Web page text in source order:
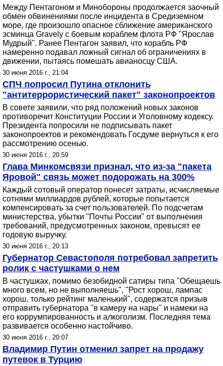
Между Пентагоном и Минобороны продолжается заочный
обмен обвинениями после инцидента в Средиземном
море, где произошло опасное сближение американского
эсминца Gravely с боевым кораблем флота РФ "Ярослав
Мудрый". Ранее Пентагон заявил, что корабль РФ
намеренно подавал ложный сигнал об ограничениях в
движении, пытаясь помешать авианосцу США.
30 июня 2016 г., 21:04
СПЧ попросил Путина отклонить
"антитеррористический пакет" законопроектов
В совете заявили, что ряд положений новых законов
противоречит Конституции России и Уголовному кодексу.
Президента попросили не подписывать пакет
законопроектов и рекомендовать Госдуме вернуться к его
рассмотрению осенью.
30 июня 2016 г., 20:59
Глава Минкомсвязи признал, что из-за "пакета
Яровой" связь может подорожать на 300%
Каждый сотовый оператор понесет затраты, исчисляемые
сотнями миллиардов рублей, которые попытается
компенсировать за счет пользователей. По подсчетам
министерства, убытки "Почты России" от выполнения
требований, предусмотренных законом, превысят ее
годовую выручку.
30 июня 2016 г., 20:13
Губернатор Севастополя потребовал запретить
ролик с частушками о нем
В частушках, помимо безобидной сатиры типа "Обещаешь
много всем, но не выполняешь", "Рост хорош, лампас
хорош, только рейтинг маленький", содержатся призыв
отправить губернатора "в камеру на нары" и намеки на
его коррумпированность и алкоголизм. Последняя тема
развивается особенно настойчиво.
30 июня 2016 г., 20:07
Владимир Путин отменил запрет на продажу
путевок в Турцию